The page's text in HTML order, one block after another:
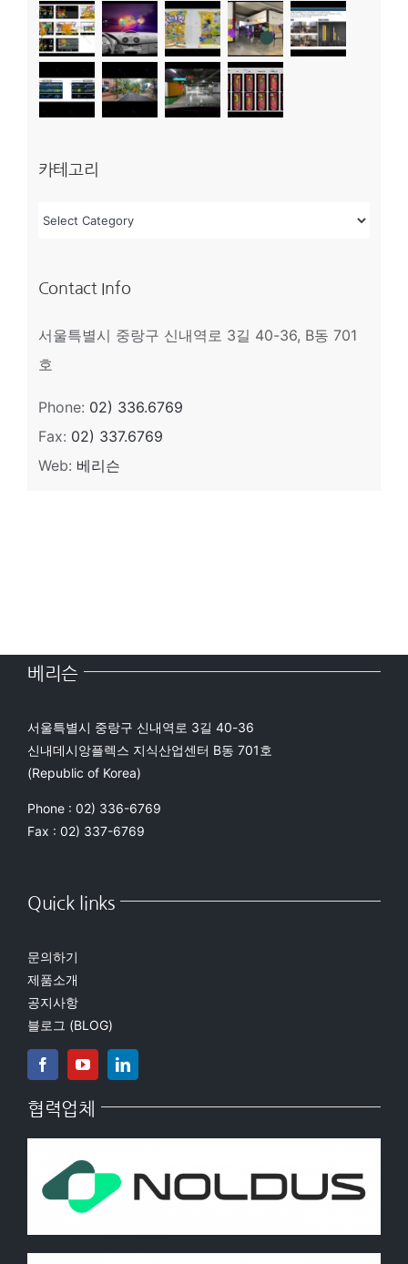
카테고리
카
Contact Info
서울특별시 중랑구 신내역로 3길 40-36, B동 701
호
Phone: 02) 336.6769
Fax: 02) 337.6769
Web: 베리슨
베리슨
서울특별시 중랑구 신내역로 3길 40-36
신내데시앙플렉스 지식산업센터 B동 701호
(Republic of Korea)
Phone : 02) 336-6769
Fax : 02) 337-6769
Quick links
문의하기
제품소개
공지사항
블로그 (BLOG)
협력업체